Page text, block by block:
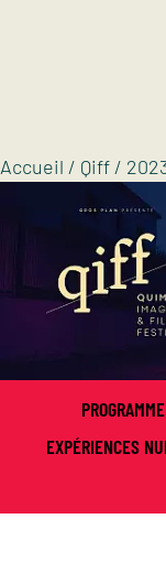
Accueil / Qiff /
EXPÉRIENCES